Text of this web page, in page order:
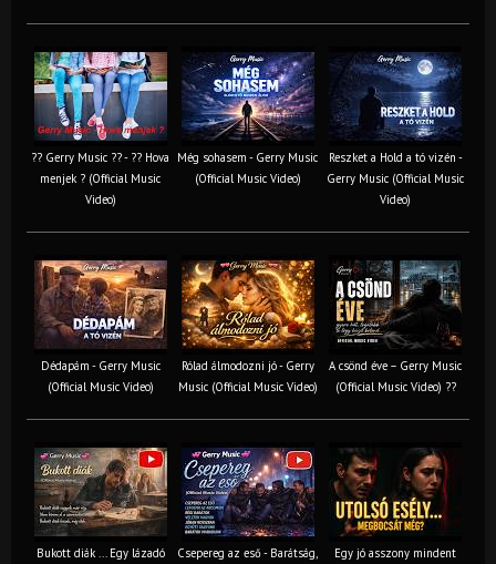
?? Gerry Music ?? - ?? Hova
menjek ? (Official Music
Video)
Még sohasem - Gerry Music
(Official Music Video)
Reszket a Hold a tó vizén -
Gerry Music (Official Music
Video)
Dédapám - Gerry Music
(Official Music Video)
Rólad álmodozni jó - Gerry
Music (Official Music Video)
A csönd éve – Gerry Music
(Official Music Video) ??
Bukott diák ... Egy lázadó
Csepereg az eső - Barátság,
Egy jó asszony mindent